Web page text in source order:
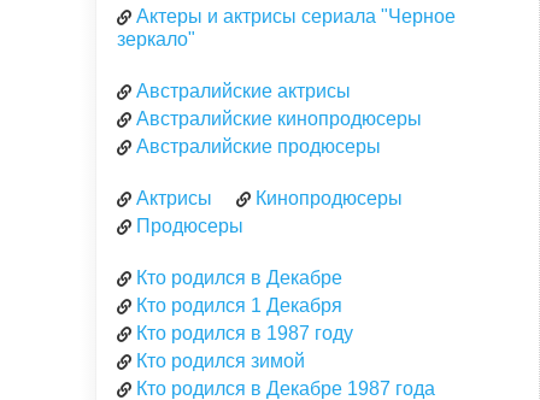
Актеры и актрисы сериала "Черное
зеркало"
Австралийские актрисы
Австралийские кинопродюсеры
Австралийские продюсеры
Актрисы
Кинопродюсеры
Продюсеры
Кто родился в Декабре
Кто родился 1 Декабря
Кто родился в 1987 году
Кто родился зимой
Кто родился в Декабре 1987 года